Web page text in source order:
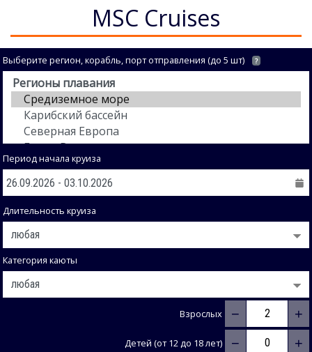
MSC Cruises
Выберите регион, корабль, порт отправления (до 5 шт) ?
Период начала круиза
Длительность круиза
Категория каюты
Взрослых − +
Детей (от 12 до 18 лет) − +